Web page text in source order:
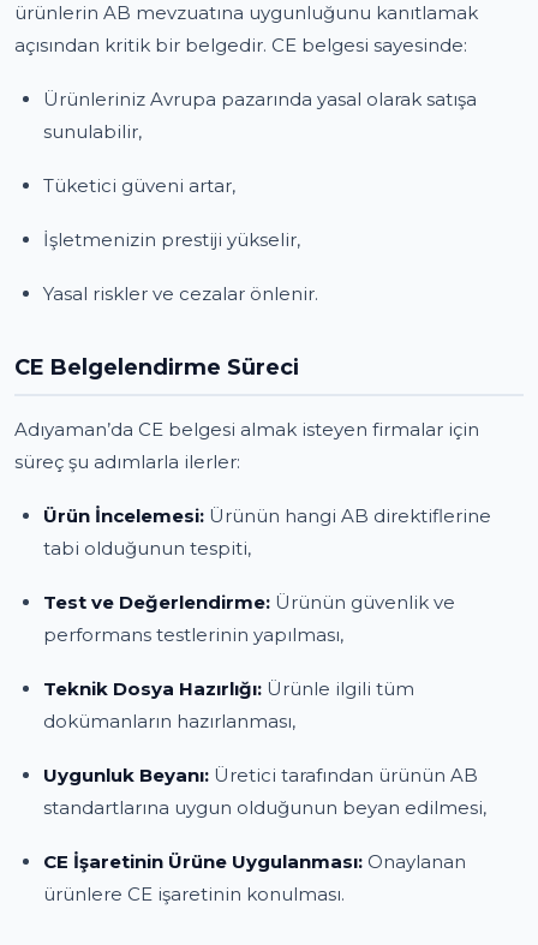
ürünlerin AB mevzuatına uygunluğunu kanıtlamak
açısından kritik bir belgedir. CE belgesi sayesinde:
Ürünleriniz Avrupa pazarında yasal olarak satışa
sunulabilir,
Tüketici güveni artar,
İşletmenizin prestiji yükselir,
Yasal riskler ve cezalar önlenir.
CE Belgelendirme Süreci
Adıyaman’da CE belgesi almak isteyen firmalar için
süreç şu adımlarla ilerler:
Ürün İncelemesi: Ürünün hangi AB direktiflerine
tabi olduğunun tespiti,
Test ve Değerlendirme: Ürünün güvenlik ve
performans testlerinin yapılması,
Teknik Dosya Hazırlığı: Ürünle ilgili tüm
dokümanların hazırlanması,
Uygunluk Beyanı: Üretici tarafından ürünün AB
standartlarına uygun olduğunun beyan edilmesi,
CE İşaretinin Ürüne Uygulanması: Onaylanan
ürünlere CE işaretinin konulması.